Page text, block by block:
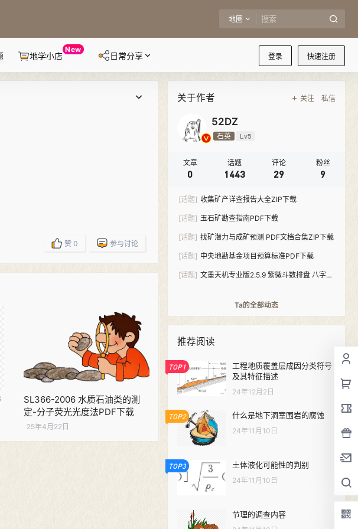
地圈
登录 快速注册
地学小店
New
日常分享
赞 0 参与讨论
SL366-2006 水质石油类的测
定-分子荧光光度法PDF下载
25年4月22日
关于作者 关注 私信
52DZ
石英 Lv5
文章
0
话题
1443
评论
29
粉丝
9
[话题] 收集矿产详查报告大全ZIP下载
[话题] 玉石矿勘查指南PDF下载
[话题] 找矿潜力与成矿预测 PDF文档合集ZIP下载
[话题] 中央地勘基金项目预算标准PDF下载
[话题] 文墨天机专业版2.5.9 紫微斗数排盘 八字算
Ta的全部动态
推荐阅读
TOP1
工程地质覆盖层成因分类符号
及其特征描述
24年12月2日
TOP2 什么是地下洞室围岩的腐蚀
24年11月10日
TOP3 土体液化可能性的判别
24年11月10日
节理的调查内容